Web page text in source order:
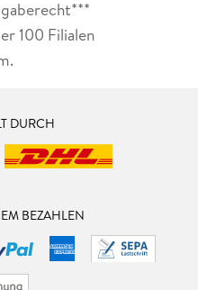
100 Filialen
DURCH
BEZAHLEN